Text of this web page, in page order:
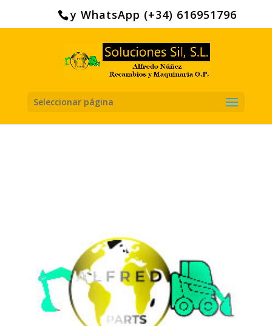
y WhatsApp (+34) 616951796
Seleccionar página